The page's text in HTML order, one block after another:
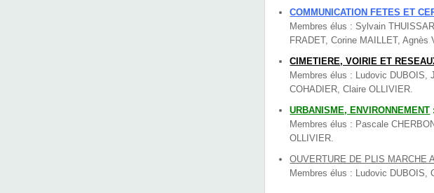
COMMUNICATION FETES ET
Membres élus : Sylvain
FRADET, Corine MAILLET, Agnès
CIMETIERE, VOIRIE ET
Membres élus : Ludovic DUBOIS,
COHADIER, Claire OLLIVIER.
URBANISME, ENVIRONNEMENT :
Membres élus : Pascale
OLLIVIER.
OUVERTURE DE PLIS MARCHE
Membres élus : Ludovic DUBOIS,